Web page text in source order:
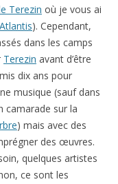
Terezin où je vous ai
). Cependant,
dans les camps
Terezin avant d’être
dix ans pour
musique (sauf dans
camarade sur la
) mais avec des
des œuvres.
quelques artistes
ce sont les